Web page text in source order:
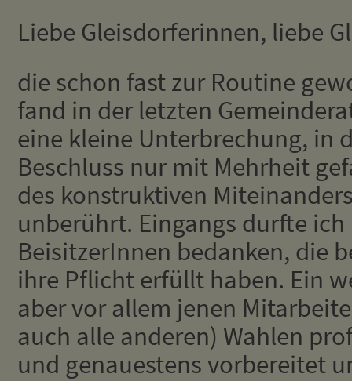
Liebe Gleisdorferinnen, liebe
die schon fast zur Routine
fand in der letzten
eine kleine Unterbrechung, in
Beschluss nur mit Mehrheit
des konstruktiven
unberührt. Eingangs durfte
BeisitzerInnen bedanken, die
ihre Pflicht erfüllt haben. Ein
aber vor allem jenen
auch alle anderen) Wahlen
und genauestens vorbereitet